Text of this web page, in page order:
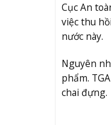
Cục An
việc thu
nước này.
Nguyên
phẩm.
chai đựng.